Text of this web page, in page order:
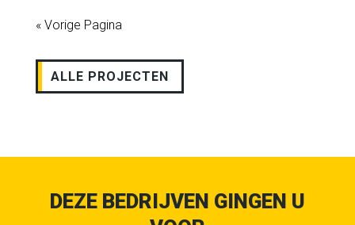
« Vorige Pagina
ALLE PROJECTEN
DEZE BEDRIJVEN GINGEN U